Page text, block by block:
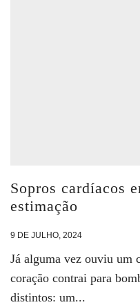
Sopros cardíacos
estimação
9 DE JULHO, 2024
Já alguma vez ouviu um
coração contrai para
distintos: um...